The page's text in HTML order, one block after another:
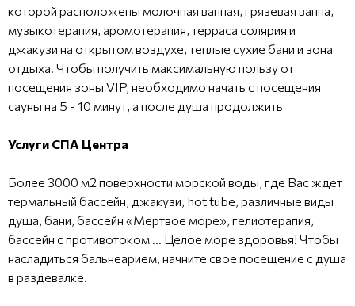
которой расположены молочная ванная, грязевая ванна,
музыкотерапия, аромотерапия, терраса солярия и
джакузи на открытом воздухе, теплые сухие бани и зона
отдыха. Чтобы получить максимальную пользу от
посещения зоны VIP, необходимо начать с посещения
сауны на 5 - 10 минут, а после душа продолжить
Услуги СПА Центра
Более 3000 м2 поверхности морской воды, где Вас ждет
термальный бассейн, джакузи, hot tube, различные виды
душа, бани, бассейн «Мертвое море», гелиотерапия,
бассейн с противотоком ... Целое море здоровья! Чтобы
насладиться бальнеарием, начните свое посещение с душа
в раздевалке.